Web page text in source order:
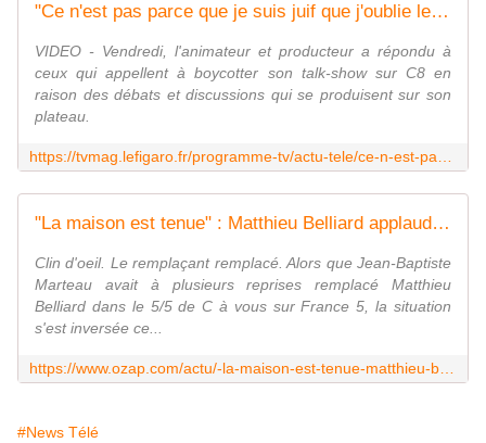
"Ce n'est pas parce que je suis juif que j'oublie les musulmans" : la mise au point de Cyril Hanouna sur la ligne éditoriale de "TPMP" jugée pro-israélienne
VIDEO - Vendredi, l'animateur et producteur a répondu à
ceux qui appellent à boycotter son talk-show sur C8 en
raison des débats et discussions qui se produisent sur son
plateau.
"La maison est tenue" : Matthieu Belliard applaudi par l'équipe de Franceinfo pour sa première à la tête de la matinale
Clin d'oeil. Le remplaçant remplacé. Alors que Jean-Baptiste
Marteau avait à plusieurs reprises remplacé Matthieu
Belliard dans le 5/5 de C à vous sur France 5, la situation
s'est inversée ce...
#News Télé